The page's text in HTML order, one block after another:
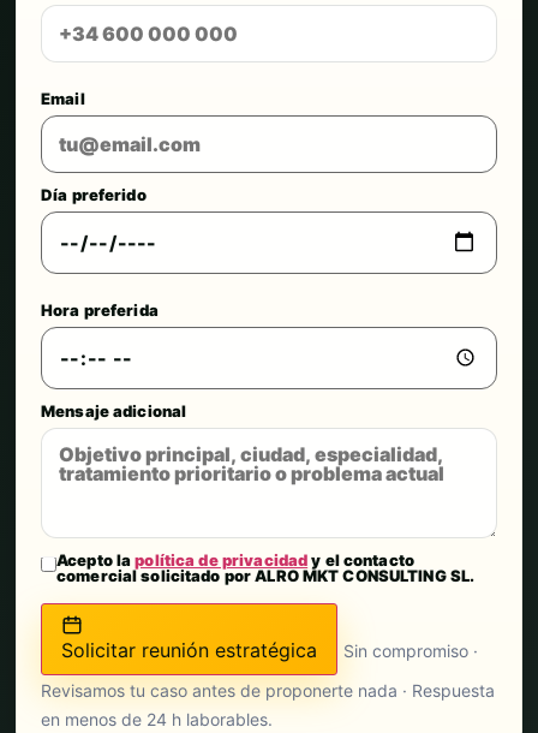
Email
Día preferido
Hora preferida
Mensaje adicional
Acepto lapolítica de privacidady el contacto
comercial solicitado por ALRO MKT CONSULTING SL.
Solicitar reunión estratégica
Sin compromiso ·
Revisamos tu caso antes de proponerte nada · Respuesta
en menos de 24 h laborables.